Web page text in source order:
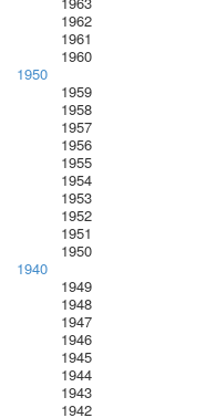
1962
1961
1960
1950
1959
1958
1957
1956
1955
1954
1953
1952
1951
1950
1940
1949
1948
1947
1946
1945
1944
1943
1942